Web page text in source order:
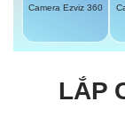
Camera Ezviz 360
LẮP